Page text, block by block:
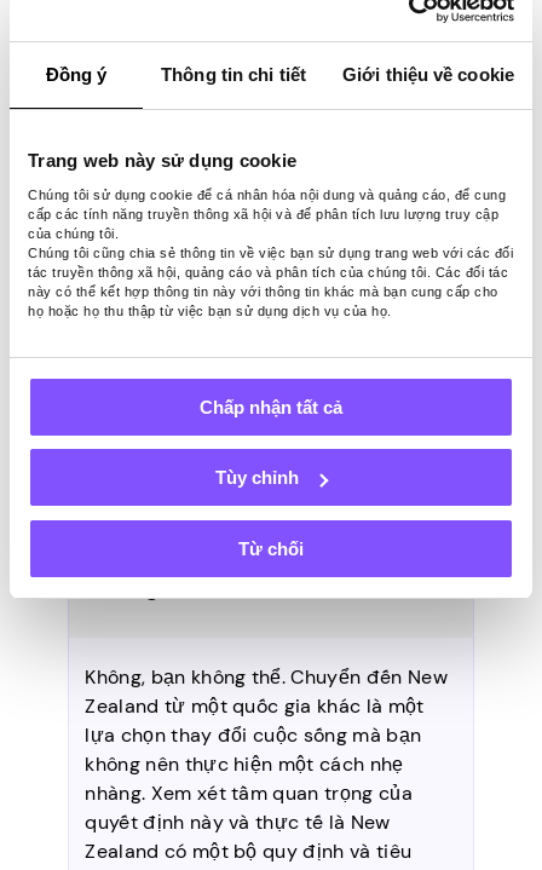
Đồng ý Thông tin chi tiết Giới thiệu về cookie
Trang web này sử dụng cookie
Chúng tôi sử dụng cookie để cá nhân hóa nội dung và quảng cáo, để cung
cấp các tính năng truyền thông xã hội và để phân tích lưu lượng truy cập
của chúng tôi.
Chúng tôi cũng chia sẻ thông tin về việc bạn sử dụng trang web với các đối
tác truyền thông xã hội, quảng cáo và phân tích của chúng tôi. Các đối tác
này có thể kết hợp thông tin này với thông tin khác mà bạn cung cấp cho
họ hoặc họ thu thập từ việc bạn sử dụng dịch vụ của họ.
Chấp nhận tất cả
Tùy chỉnh
Từ chối
Cách dễ nhất để chuyển đến
New Zealand là gì?
Cách dễ nhất để chuyển đến New
Zealand là xin Thị thực Làm việc trong
kỳ nghỉ, Thị thực Loại Di cư có tay nghề,
Thị thực Du học hoặc Thị thực Đối tác.
Những con đường này cung cấp một
đến đất nước. Bằng cách xuất trình
bằng chứng về đủ tiền để hỗ trợ bản
thân khi ở trong nước, việc chuyển đến
New Zealand trở nên dễ tiếp cận hơn.
Tôi có thể sống ở New Zealand
Không, bạn không thể. Chuyển đến New
Zealand từ một quốc gia khác là một
lựa chọn thay đổi cuộc sống mà bạn
không nên thực hiện một cách nhẹ
nhàng. Xem xét tầm quan trọng của
quyết định này và thực tế là New
Zealand có một bộ quy định và tiêu